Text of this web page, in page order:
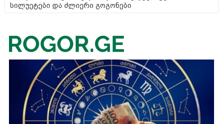
სილუეტები და ძლიერი გოგონები